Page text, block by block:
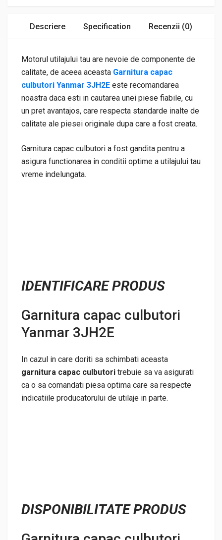
Descriere Specification Recenzii (0)
Motorul utilajului tau are nevoie de componente de
calitate, de aceea aceasta Garnitura capac
culbutori Yanmar 3JH2E este recomandarea
noastra daca esti in cautarea unei piese fiabile, cu
un pret avantajos, care respecta standarde inalte de
calitate ale piesei originale dupa care a fost creata.
Garnitura capac culbutori a fost gandita pentru a
asigura functionarea in conditii optime a utilajului tau
vreme indelungata.
IDENTIFICARE PRODUS
Garnitura capac culbutori
Yanmar 3JH2E
In cazul in care doriti sa schimbati aceasta
garnitura capac culbutori trebuie sa va asigurati
ca o sa comandati piesa optima care sa respecte
indicatiile producatorului de utilaje in parte.
DISPONIBILITATE PRODUS